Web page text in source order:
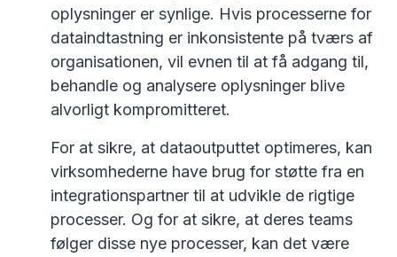
oplysninger er synlige. Hvis processerne for
dataindtastning er inkonsistente på tværs af
organisationen, vil evnen til at få adgang til,
behandle og analysere oplysninger blive
alvorligt kompromitteret.
For at sikre, at dataoutputtet optimeres, kan
virksomhederne have brug for støtte fra en
integrationspartner til at udvikle de rigtige
processer. Og for at sikre, at deres teams
følger disse nye processer, kan det være